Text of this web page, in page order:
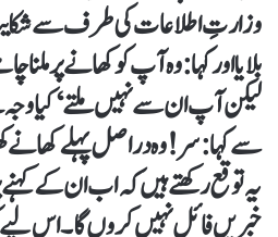
وزارتِ اطلاعات کی طرف سے
بلایا اور کہا: وہ آپ کو کھانے پر
لیکن آپ ان سے نہیں ملتے‘ کیا
سے کہا: سر! وہ دراصل پہلے کھانے
یہ توقع رکھتے ہیں کہ اب ان کے
خبریں فائل نہیں کروں گا۔ اس